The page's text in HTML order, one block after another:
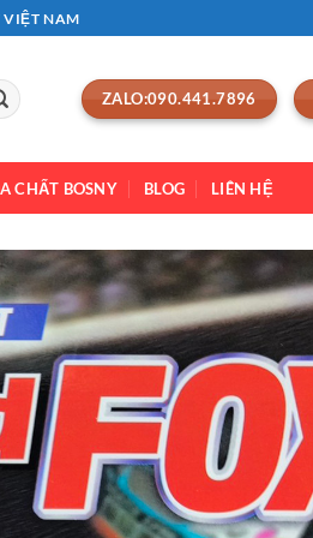
VIỆT NAM
ZALO:090.441.7896
CHẤT BOSNY BLOG LIÊN HỆ